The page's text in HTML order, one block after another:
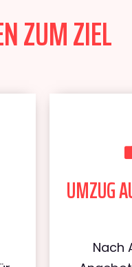
ZUM ZIEL
UMZUG
Nach